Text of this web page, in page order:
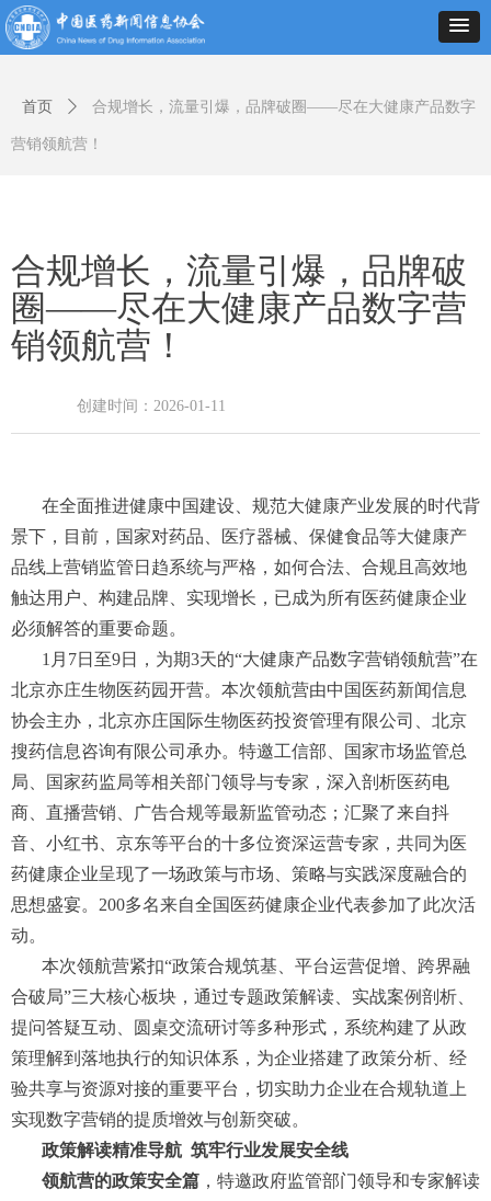
合规增长，流量引爆，品牌破
圈——尽在大健康产品数字营
销领航营！
在全面推进健康中国建设、规范大健康产业发展的时代背
景下，目前，国家对药品、医疗器械、保健食品等大健康产
品线上营销监管日趋系统与严格，如何合法、合规且高效地
触达用户、构建品牌、实现增长，已成为所有医药健康企业
必须解答的重要命题。
1月7日至9日，为期3天的“大健康产品数字营销领航营”在
北京亦庄生物医药园开营。本次领航营由中国医药新闻信息
协会主办，北京亦庄国际生物医药投资管理有限公司、北京
搜药信息咨询有限公司承办。特邀工信部、国家市场监管总
局、国家药监局等相关部门领导与专家，深入剖析医药电
商、直播营销、广告合规等最新监管动态；汇聚了来自抖
音、小红书、京东等平台的十多位资深运营专家，共同为医
药健康企业呈现了一场政策与市场、策略与实践深度融合的
思想盛宴。200多名来自全国医药健康企业代表参加了此次活
动。
本次领航营紧扣“政策合规筑基、平台运营促增、跨界融
合破局”三大核心板块，通过专题政策解读、实战案例剖析、
提问答疑互动、圆桌交流研讨等多种形式，系统构建了从政
策理解到落地执行的知识体系，为企业搭建了政策分析、经
验共享与资源对接的重要平台，切实助力企业在合规轨道上
实现数字营销的提质增效与创新突破。
政策解读精准导航 筑牢行业发展安全线
领航营的政策安全篇 ，特邀政府监管部门领导和专家解读
创建时间： 2026-01-11
首页 ꄲ 合规增长，流量引爆，品牌破圈——尽在大健康产品数字
营销领航营！